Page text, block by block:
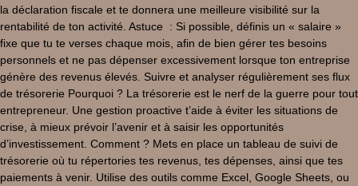
la déclaration fiscale et te donnera une meilleure visibilité sur la
rentabilité de ton activité. Astuce : Si possible, définis un « salaire »
fixe que tu te verses chaque mois, afin de bien gérer tes besoins
personnels et ne pas dépenser excessivement lorsque ton entreprise
génère des revenus élevés. Suivre et analyser régulièrement ses flux
de trésorerie Pourquoi ? La trésorerie est le nerf de la guerre pour tout
entrepreneur. Une gestion proactive t’aide à éviter les situations de
crise, à mieux prévoir l’avenir et à saisir les opportunités
d’investissement. Comment ? Mets en place un tableau de suivi de
trésorerie où tu répertories tes revenus, tes dépenses, ainsi que tes
paiements à venir. Utilise des outils comme Excel, Google Sheets, ou